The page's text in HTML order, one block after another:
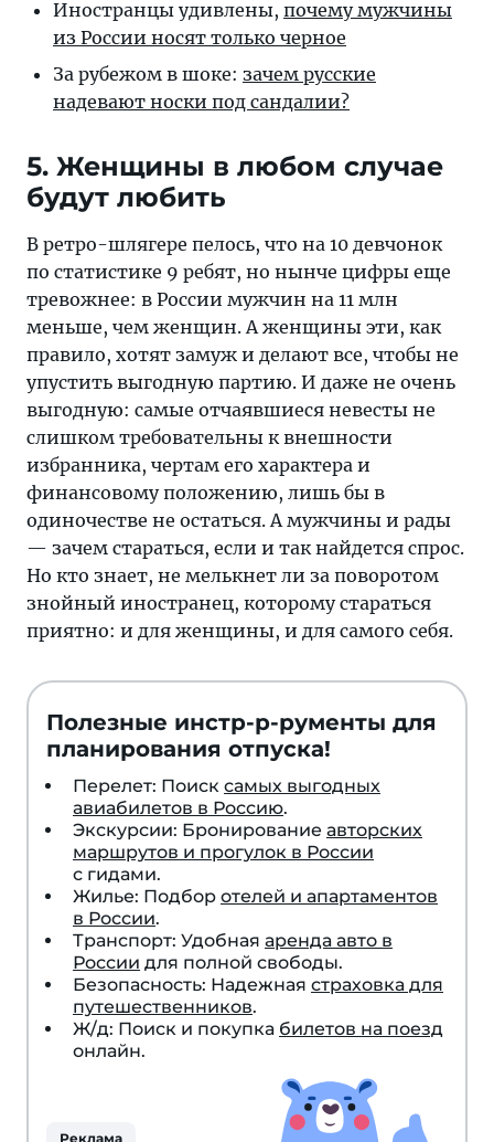
Иностранцы удивлены, почему мужчины
из России носят только черное
За рубежом в шоке: зачем русские
надевают носки под сандалии?
5. Женщины в любом случае
будут любить
В ретро-шлягере пелось, что на 10 девчонок
по статистике 9 ребят, но нынче цифры еще
тревожнее: в России мужчин на 11 млн
меньше, чем женщин. А женщины эти, как
правило, хотят замуж и делают все, чтобы не
упустить выгодную партию. И даже не очень
выгодную: самые отчаявшиеся невесты не
слишком требовательны к внешности
избранника, чертам его характера и
финансовому положению, лишь бы в
одиночестве не остаться. А мужчины и рады
— зачем стараться, если и так найдется спрос.
Но кто знает, не мелькнет ли за поворотом
знойный иностранец, которому стараться
приятно: и для женщины, и для самого себя.
Полезные инстр-р-рументы для
планирования отпуска!
Перелет: Поиск самых выгодных
авиабилетов в Россию.
Экскурсии: Бронирование авторских
маршрутов и прогулок в России
с гидами.
Жилье: Подбор отелей и апартаментов
в России.
Транспорт: Удобная аренда авто в
России для полной свободы.
Безопасность: Надежная страховка для
путешественников.
Ж/д: Поиск и покупка билетов на поезд
онлайн.
Реклама